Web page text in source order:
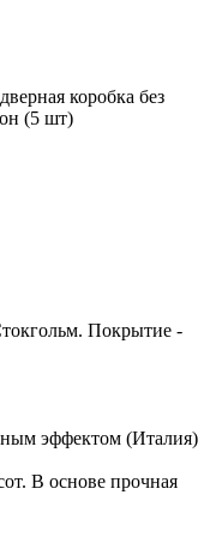
коробка без
(5 шт)
Покрытие -
эффектом (Италия)
В основе прочная